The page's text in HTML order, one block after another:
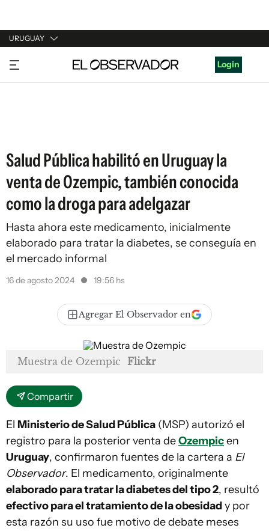
URUGUAY
URUGUAY
ARGENTINA
Login
Salud Pública habilitó en Uruguay la
venta de Ozempic, también conocida
como la droga para adelgazar
Hasta ahora este medicamento, inicialmente
elaborado para tratar la diabetes, se conseguía en
el mercado informal
16 de agosto 2024 19:56 hs
Agregar El Observador en
Muestra de Ozempic Flickr
Compartir
El Ministerio de Salud Pública (MSP) autorizó el
registro para la posterior venta deOzempicen
Uruguay, confirmaron fuentes de la cartera a El
Observador. El medicamento, originalmente
elaborado para tratar la diabetes del tipo 2, resultó
efectivo para el tratamiento de la obesidady por
esta razón su uso fue motivo de debate meses